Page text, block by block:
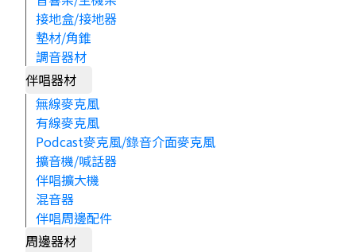
接地盒/接地器
墊材/角錐
調音器材
伴唱器材
無線麥克風
有線麥克風
Podcast麥克風/錄音介面麥克風
擴音機/喊話器
伴唱擴大機
混音器
伴唱周邊配件
周邊器材